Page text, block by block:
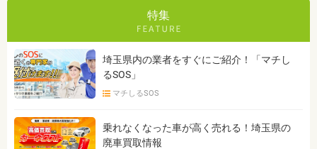
特集
埼玉県内の業者をすぐにご紹介！「マチし
るSOS」
マチしるSOS
乗れなくなった車が高く売れる！埼玉県の
廃車買取情報